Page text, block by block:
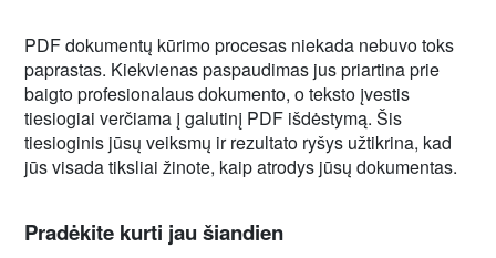
PDF dokumentų kūrimo procesas niekada nebuvo toks
paprastas. Kiekvienas paspaudimas jus priartina prie
baigto profesionalaus dokumento, o teksto įvestis
tiesiogiai verčiama į galutinį PDF išdėstymą. Šis
tiesioginis jūsų veiksmų ir rezultato ryšys užtikrina, kad
jūs visada tiksliai žinote, kaip atrodys jūsų dokumentas.
Pradėkite kurti jau šiandien